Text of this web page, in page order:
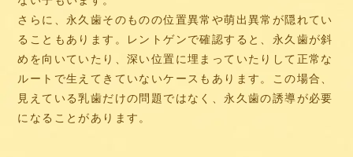
さらに、永久歯そのものの位置異常や萌出異常が隠れてい
ることもあります。レントゲンで確認すると、永久歯が斜
めを向いていたり、深い位置に埋まっていたりして正常な
ルートで生えてきていないケースもあります。この場合、
見えている乳歯だけの問題ではなく、永久歯の誘導が必要
になることがあります。